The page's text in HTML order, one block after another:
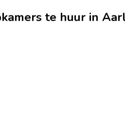
te huur in